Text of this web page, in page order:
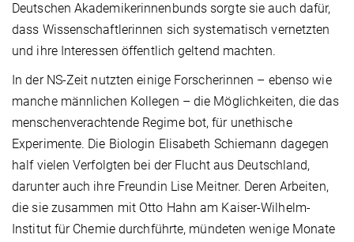
Deutschen Akademikerinnenbunds sorgte sie auch dafür,
dass Wissenschaftlerinnen sich systematisch vernetzten
und ihre Interessen öffentlich geltend machten.
In der NS-Zeit nutzten einige Forscherinnen – ebenso wie
manche männlichen Kollegen – die Möglichkeiten, die das
menschenverachtende Regime bot, für unethische
Experimente. Die Biologin Elisabeth Schiemann dagegen
half vielen Verfolgten bei der Flucht aus Deutschland,
darunter auch ihre Freundin Lise Meitner. Deren Arbeiten,
die sie zusammen mit Otto Hahn am Kaiser-Wilhelm-
Institut für Chemie durchführte, mündeten wenige Monate